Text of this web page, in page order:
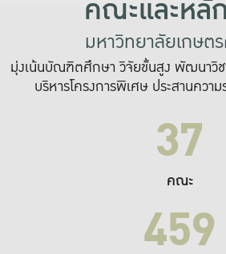
คณะและหลั
มหาวิทยาลัยเกษต
มุ่งเน้นบัณฑิตศึกษา วิจัยขั้นสูง พัฒนาวิช
บริหารโครงการพิเศษ ประสานควา
37
คณะ
459